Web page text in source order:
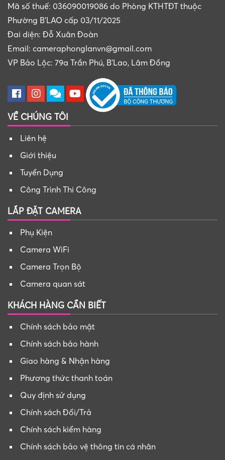
Mã số thuế: 036090019086 do Phòng KTHTĐT thuộc
Phường B'LAO cấp 03/11/2025
Đai diện: Đỗ Xuân Đoàn
Email: cameraphonglanvn@gmail.com
VP Bảo Lộc: 79a Trần Phú, B'Lao, Lâm Đồng
VỀ CHÚNG TÔI
Liên hệ
Giới thiệu
Tuyển Dụng
Công Trình Thi Công
LẮP ĐẶT CAMERA
Phụ Kiện
Camera WiFi
Camera Trọn Bộ
Camera quan sát
KHÁCH HÀNG CẦN BIẾT
Chính sách bảo mật
Chính sách bảo hành
Giao hàng & Nhận hàng
Phương thức thanh toán
Quy định sử dụng
Chính sách Đổi/Trả
Chính sách kiểm hàng
Chính sách bảo vệ thông tin cá nhân